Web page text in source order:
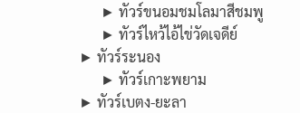
► ทัวร์ขนอมชมโลมาสีชมพู
► ทัวร์ไหว้ไอ้ไข่วัดเจดีย์
► ทัวร์ระนอง
► ทัวร์เกาะพยาม
► ทัวร์เบตง-ยะลา